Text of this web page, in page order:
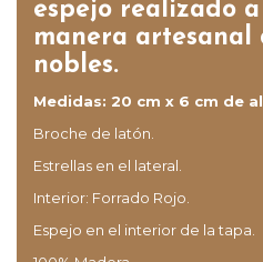
espejo realizado
manera artesanal
nobles.
Medidas: 20 cm x 6 cm de
Broche de latón.
Estrellas en el lateral.
Interior: Forrado Rojo.
Espejo en el interior de la tapa.